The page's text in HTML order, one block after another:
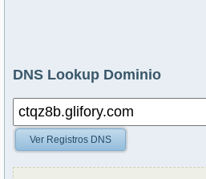
DNS Lookup Dominio
Ver Registros DNS